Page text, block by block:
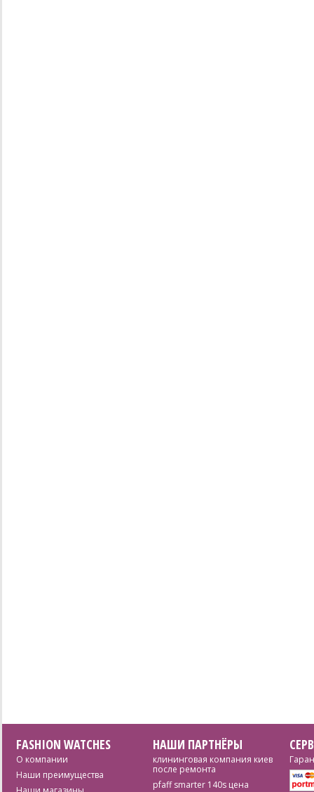
FASHION WATCHES
О компании
Наши преимущества
НАШИ ПАРТНЁРЫ
клининговая компания киев
после ремонта
pfaff smarter 140s цена